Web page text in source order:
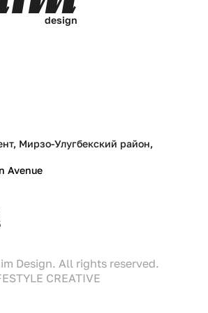
design
Мирзо-Улугбекский район,
Avenue
Design. All rights reserved.
CREATIVE